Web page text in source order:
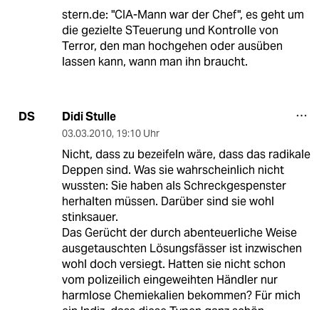
stern.de: "CIA-Mann war der Chef", es geht um
die gezielte STeuerung und Kontrolle von
Terror, den man hochgehen oder ausüben
lassen kann, wann man ihn braucht.
DS Didi Stulle
03.03.2010, 19:10 Uhr
Nicht, dass zu bezeifeln wäre, dass das radikale
Deppen sind. Was sie wahrscheinlich nicht
wussten: Sie haben als Schreckgespenster
herhalten müssen. Darüber sind sie wohl
stinksauer.
Das Gerücht der durch abenteuerliche Weise
ausgetauschten Lösungsfässer ist inzwischen
wohl doch versiegt. Hatten sie nicht schon
vom polizeilich eingeweihten Händler nur
harmlose Chemiekalien bekommen? Für mich